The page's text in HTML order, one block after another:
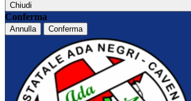
Chiudi
Conferma
Annulla Conferma